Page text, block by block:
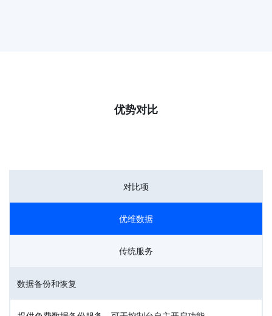
优势对比
对比项
优维数据
传统服务
数据备份和恢复